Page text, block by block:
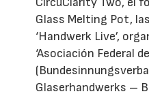
Glass Melting Pot,
‘Handwerk Live’,
‘Asociación Federal
Glaserhandwerks –